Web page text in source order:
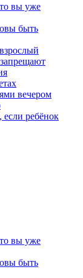
вы уже
быть
вечером
ребёнок
вы уже
быть